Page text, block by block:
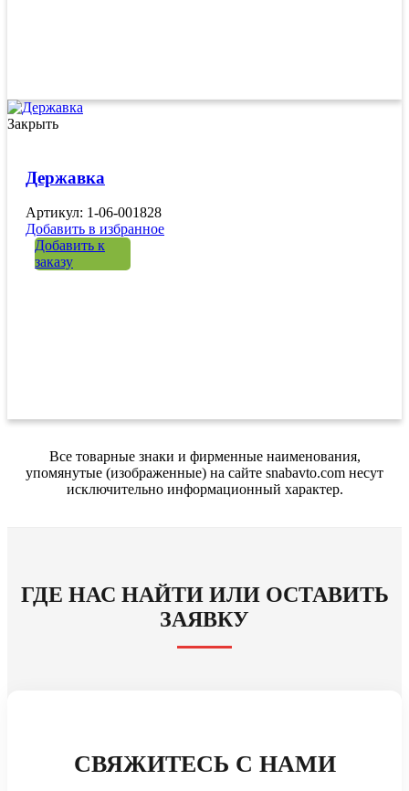
Закрыть
Державка
Артикул: 1-06-001828
Добавить в избранное
Добавить к
заказу
Все товарные знаки и фирменные наименования,
упомянутые (изображенные) на сайте snabavto.com несут
исключительно информационный характер.
ГДЕ НАС НАЙТИ ИЛИ ОСТАВИТЬ
ЗАЯВКУ
СВЯЖИТЕСЬ С НАМИ